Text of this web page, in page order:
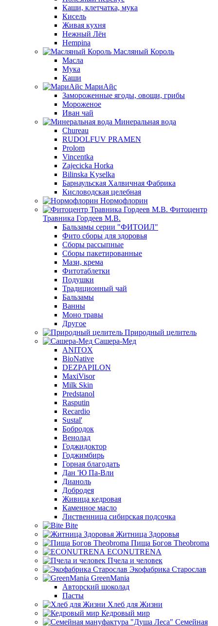
Каши, клетчатка, мука
Кисель
Живая кухня
Нежный Лён
Hempina
Масляный Король
Масла
Мука
Каши
МариАйс
Замороженные ягоды, овощи, грибы
Мороженое
Иван чай
Минеральная вода
Chureau
RUDOLFUV PRAMEN
Prolom
Vincentka
Zajecicka Horka
Bilinska Kyselka
Барнаульская Халвичная Фабрика
Кисловодская целебная
Нормофлорин
Фитоцентр
Травника Гордеев М.В.
Бальзамы серии "ФИТОИЛ"
Фито сборы для здоровья
Сборы рассыпные
Сборы пакетированные
Мази, крема
Фитотаблетки
Подушки
Традиционный чай
Бальзамы
Ванны
Моно травы
Другое
Природный целитель
Сашера-Мед
ANITOX
BioNative
DEZPAPILON
MaxiVisor
Milk Skin
Predstanol
Rasputin
Recardio
Sustal'
Бобродок
Венолад
Годжидоктор
Годжимбирь
Горная благодать
Дан 'Ю Па-Вли
Дианоль
Добродея
Живица кедровая
Каменное масло
Лиственница сибирская подсочка
Bite
Житница Здоровья
Пища Богов Theobroma
ECONUTRENA
Пчела и человек
Экофабрика Старослав
GreenMania
Авторский шоколад
Пасты
Хлеб для Жизни
Кедровый мир
Семейная